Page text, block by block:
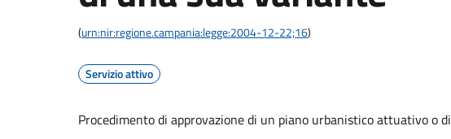
(urn:nir:regione.campania:legge:2004-12-22;16)
Servizio attivo
Procedimento di approvazione di un piano urbanistico attuativo o